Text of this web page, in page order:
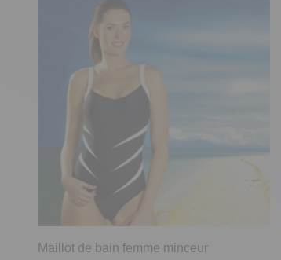
Maillot de bain femme minceur